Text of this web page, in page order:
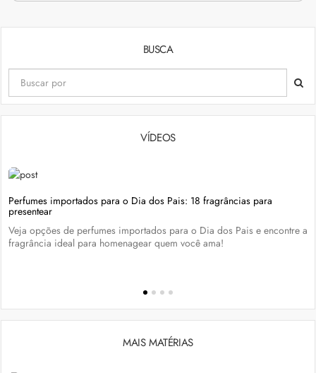
BUSCA
VÍDEOS
Perfumes importados para o Dia dos Pais: 18 fragrâncias para
presentear
Veja opções de perfumes importados para o Dia dos Pais e encontre a
fragrância ideal para homenagear quem você ama!
MAIS MATÉRIAS